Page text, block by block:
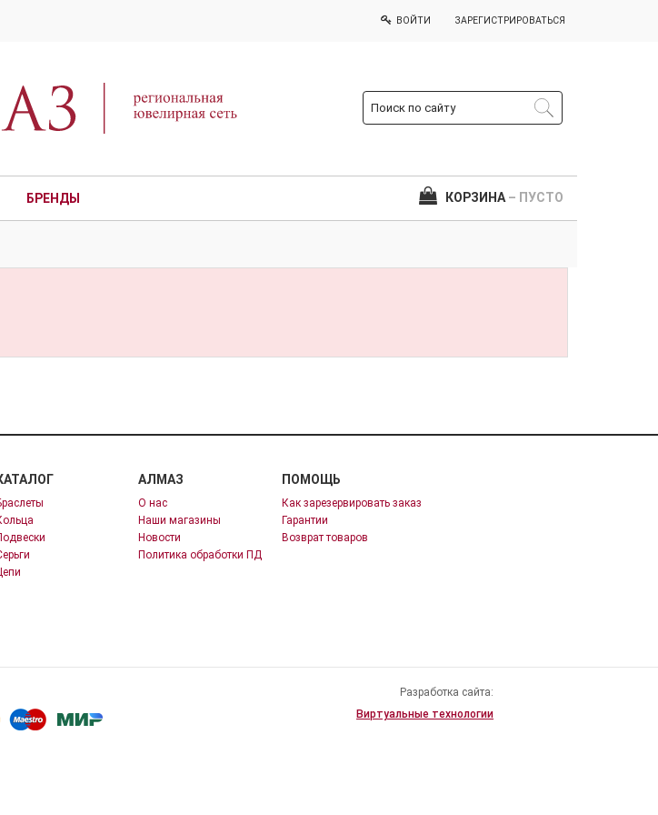
ВОЙТИ ЗАРЕГИСТРИРОВАТЬСЯ
БРЕНДЫ КОРЗИНА – ПУСТО
АЛМАЗ
О нас
Наши магазины
Новости
Политика обработки ПД
ПОМОЩЬ
Как зарезервировать заказ
Гарантии
Возврат товаров
Разработка сайта:
Виртуальные технологии